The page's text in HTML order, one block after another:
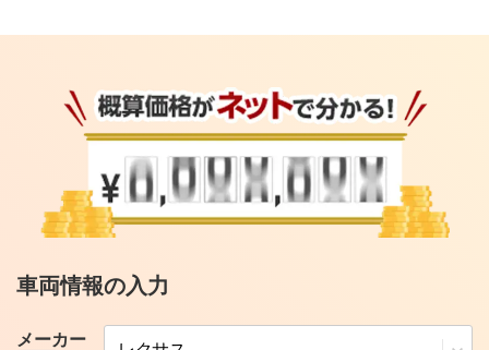
車両情報の入力
メーカー